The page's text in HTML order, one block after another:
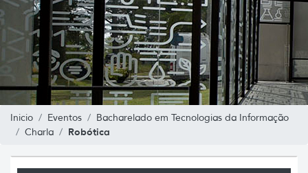
Inicio Eventos
Bacharelado em Tecnologias da Informação
Charla
Robótica